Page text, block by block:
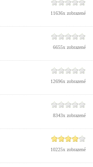
11636x zobrazené
6655x zobrazené
12696x zobrazené
8343x zobrazené
10225x zobrazené